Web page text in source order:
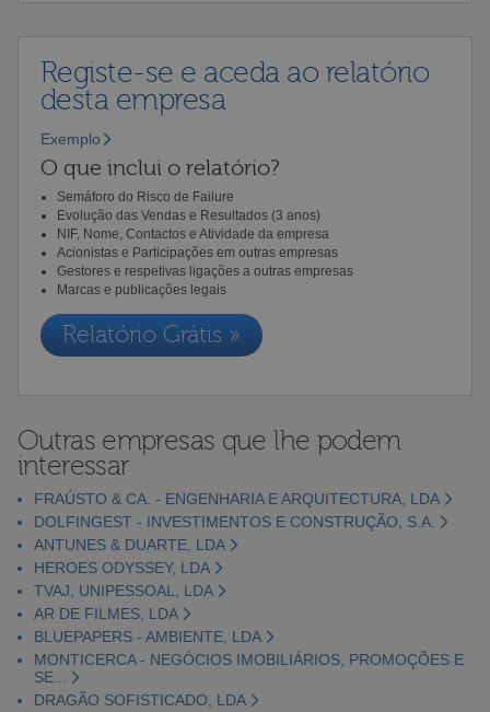
Registe-se e aceda ao relatório
desta empresa
Exemplo
O que inclui o relatório?
Semáforo do Risco de Failure
Evolução das Vendas e Resultados (3 anos)
NIF, Nome, Contactos e Atividade da empresa
Acionistas e Participações em outras empresas
Gestores e respetivas ligações a outras empresas
Marcas e publicações legais
Relatório Grátis »
Outras empresas que lhe podem
interessar
FRAÚSTO & CA. - ENGENHARIA E ARQUITECTURA, LDA
DOLFINGEST - INVESTIMENTOS E CONSTRUÇÃO, S.A.
ANTUNES & DUARTE, LDA
HEROES ODYSSEY, LDA
TVAJ, UNIPESSOAL, LDA
AR DE FILMES, LDA
BLUEPAPERS - AMBIENTE, LDA
MONTICERCA - NEGÓCIOS IMOBILIÁRIOS, PROMOÇÕES E
SE...
DRAGÃO SOFISTICADO, LDA